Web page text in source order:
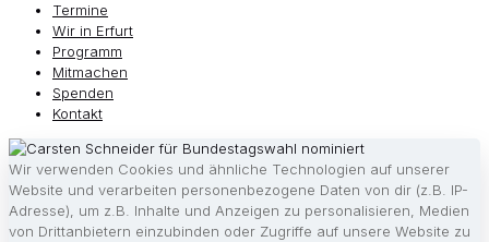
Termine
Wir in Erfurt
Programm
Mitmachen
Spenden
Kontakt
Wir verwenden Cookies und ähnliche Technologien auf unserer
Website und verarbeiten personenbezogene Daten von dir (z.B. IP-
Adresse), um z.B. Inhalte und Anzeigen zu personalisieren, Medien
von Drittanbietern einzubinden oder Zugriffe auf unsere Website zu